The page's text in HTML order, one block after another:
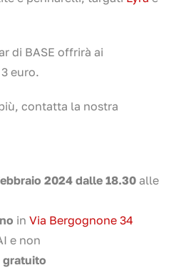
di BASE offrirà ai
euro.
contatta la nostra
2024 dalle 18.30 alle
in Via Bergognone 34
e non
gratuito